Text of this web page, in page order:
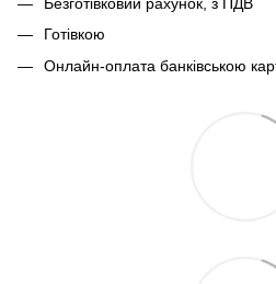
Готівкою
Онлайн-оплата банківською